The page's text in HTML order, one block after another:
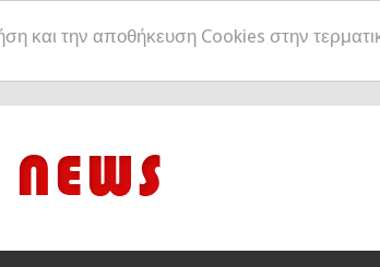
και την αποθήκευση Cookies στην